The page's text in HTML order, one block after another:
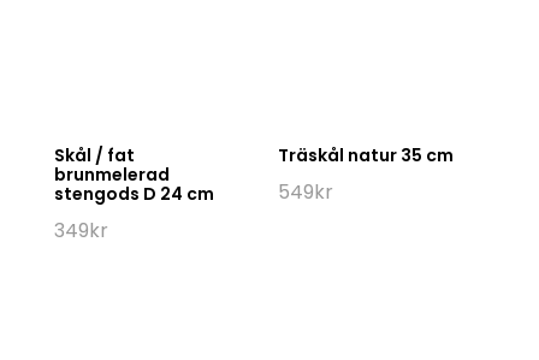
Skål / fat
brunmelerad
stengods D 24 cm
349kr
Träskål natur 35 cm
549kr